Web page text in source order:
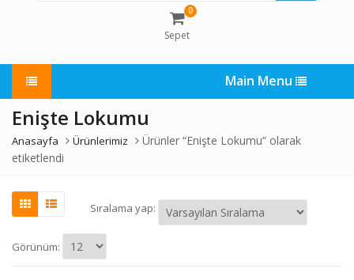
0
Sepet
Main Menu
Enişte Lokumu
Anasayfa Ürünlerimiz
Ürünler “Enişte Lokumu” olarak
etiketlendi
Sıralama yap:
Görünüm: